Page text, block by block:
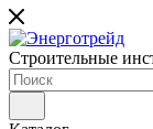
Строительные